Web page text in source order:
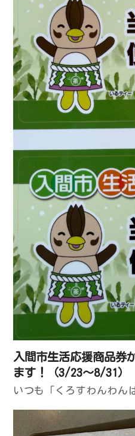
入間市生活応援商品券
ます！（3/23～8/31）
いつも「くろすわんわん